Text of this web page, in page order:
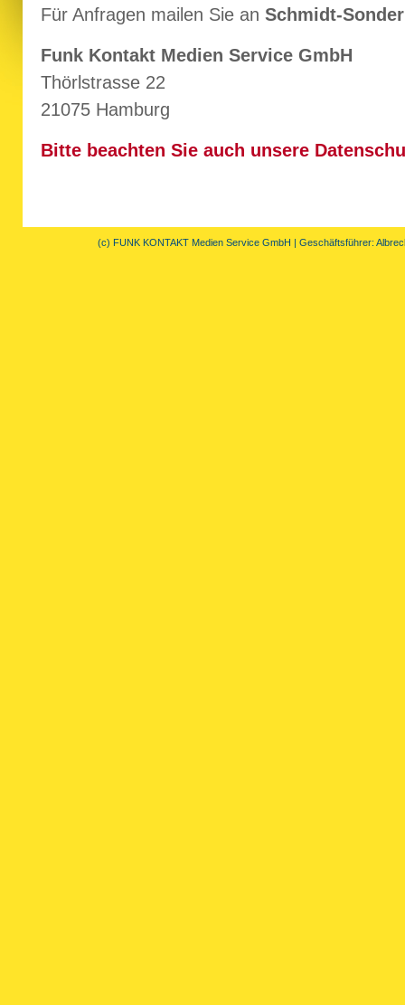
Für Anfragen mailen Sie an Schmidt-
Funk Kontakt Medien Service GmbH
Thörlstrasse 22
21075 Hamburg
Bitte beachten Sie auch unsere
(c) FUNK KONTAKT Medien Service GmbH | Geschäftsführer: